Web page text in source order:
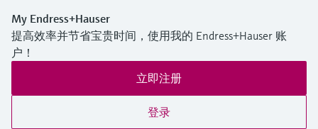
My Endress+Hauser
提高效率并节省宝贵时间，使用我的 Endress+Hauser 账
户！
立即注册
登录